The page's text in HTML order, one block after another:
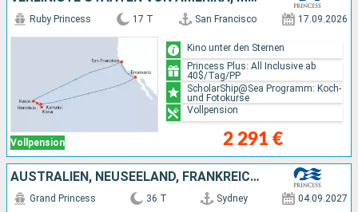
Vollpension
Ruby Princess 17 T San Francisco 17.09.2026
2 291 €
Kino unter den Sternen
Princess Plus: All Inclusive ab
40$/Tag/PP
ScholarShip@Sea Programm: Koch-
und Fotokurse
Vollpension
AUSTRALIEN, NEUSEELAND, FRANKREICH, VEREINIGTE STAATEN VON AMERIKA, SAMOA, FIDSCHI-INSELN
Grand Princess 36 T Sydney 04.09.2027